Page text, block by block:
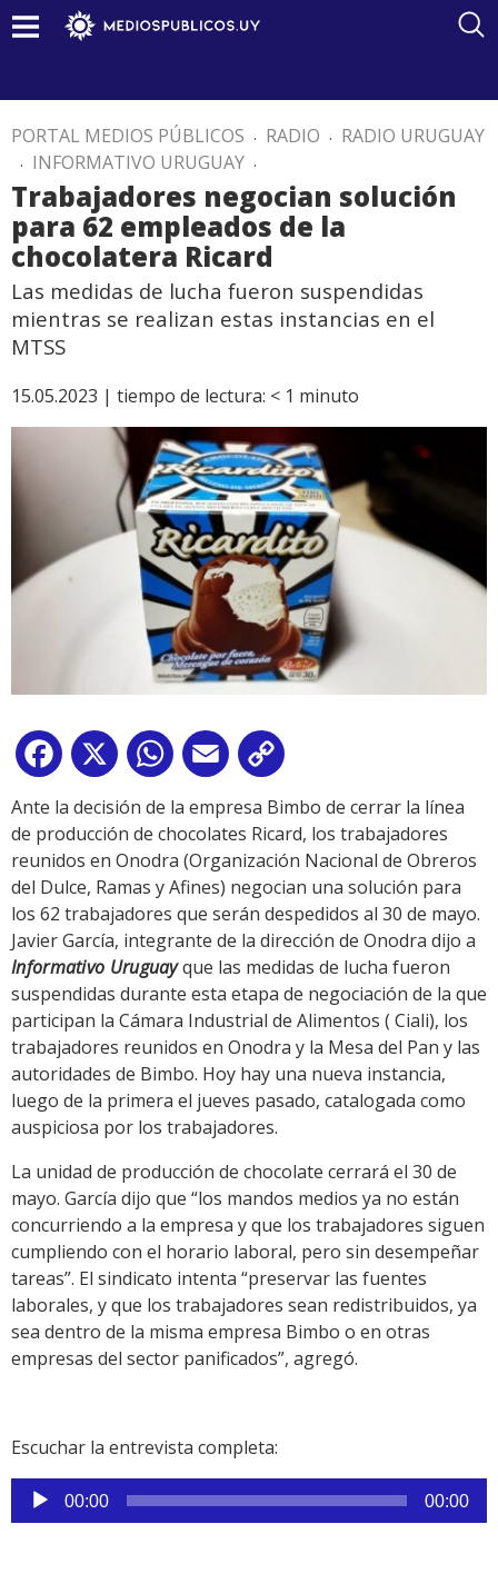
PORTAL MEDIOS PÚBLICOS . RADIO . RADIO URUGUAY
. INFORMATIVO URUGUAY .
Trabajadores negocian solución
para 62 empleados de la
chocolatera Ricard
Las medidas de lucha fueron suspendidas
mientras se realizan estas instancias en el
MTSS
15.05.2023 | tiempo de lectura: < 1 minuto
Facebook
X WhatsApp
Email
Link
Ante la decisión de la empresa Bimbo de cerrar la línea
de producción de chocolates Ricard, los trabajadores
reunidos en Onodra (Organización Nacional de Obreros
del Dulce, Ramas y Afines) negocian una solución para
los 62 trabajadores que serán despedidos al 30 de mayo.
Javier García, integrante de la dirección de Onodra dijo a
Informativo Uruguayque las medidas de lucha fueron
suspendidas durante esta etapa de negociación de la que
participan la Cámara Industrial de Alimentos ( Ciali), los
trabajadores reunidos en Onodra y la Mesa del Pan y las
autoridades de Bimbo. Hoy hay una nueva instancia,
luego de la primera el jueves pasado, catalogada como
auspiciosa por los trabajadores.
La unidad de producción de chocolate cerrará el 30 de
mayo. García dijo que “los mandos medios ya no están
concurriendo a la empresa y que los trabajadores siguen
cumpliendo con el horario laboral, pero sin desempeñar
tareas”. El sindicato intenta “preservar las fuentes
laborales, y que los trabajadores sean redistribuidos, ya
sea dentro de la misma empresa Bimbo o en otras
empresas del sector panificados”, agregó.
Escuchar la entrevista completa:
Reproductor
de
00:00 00:00